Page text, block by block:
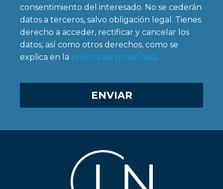
consentimiento del interesado. No se cederán
datos a terceros, salvo obligación legal. Tienes
derecho a acceder, rectificar y cancelar los
datos, así como otros derechos, como se
explica en la política de privacidad .